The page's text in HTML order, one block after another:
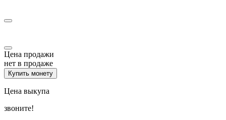
Цена продажи
нет в продаже
Купить монету
Цена выкупа
звоните!